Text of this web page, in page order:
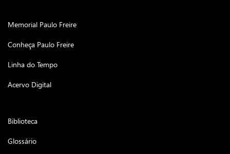
Memorial Paulo Freire
Conheça Paulo Freire
Linha do Tempo
Acervo Digital
Biblioteca
Glossário